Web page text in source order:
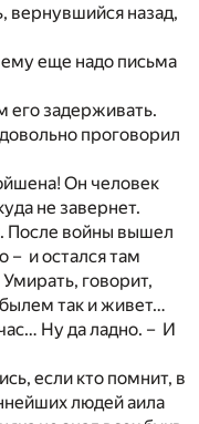
вернувшийся назад,
ему еще надо письма
его задерживать.
проговорил
Он человек
не завернет.
После войны вышел
– и остался там
говорит,
так и живет…
Ну да ладно. – И
если кто помнит, в
людей аила